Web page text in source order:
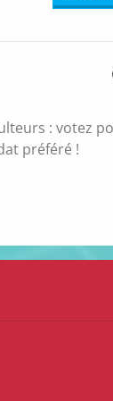
: votez
préféré !